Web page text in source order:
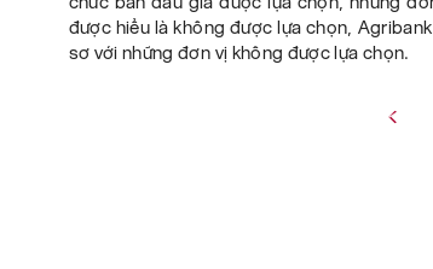
được hiểu là không được lựa chọn,
sơ với những đơn vị không được lựa chọn.